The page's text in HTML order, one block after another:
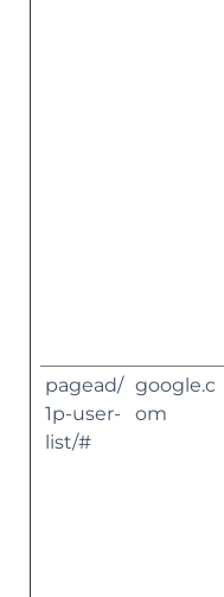
pagead/
1p-user-
list/#
google.c
om